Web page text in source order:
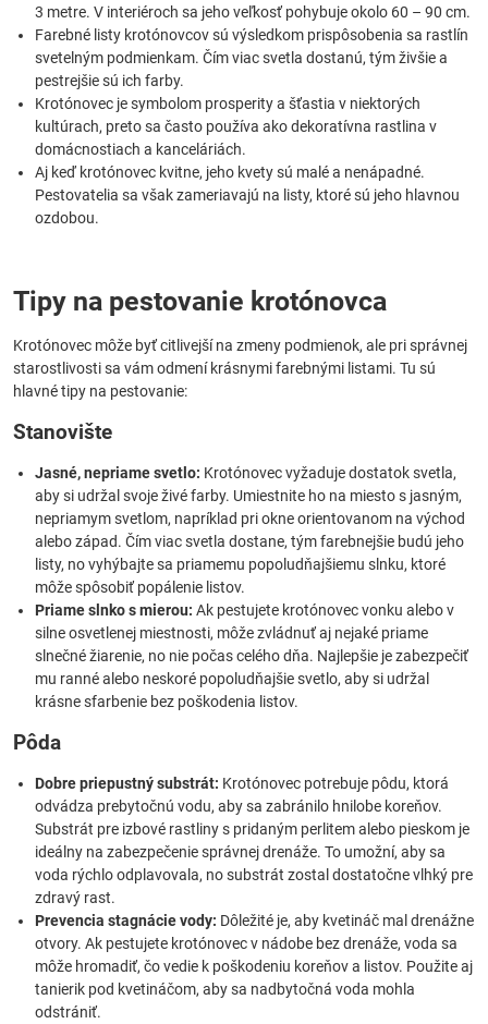
3 metre. V interiéroch sa jeho veľkosť pohybuje okolo 60 – 90 cm.
Farebné listy krotónovcov sú výsledkom prispôsobenia sa rastlín
svetelným podmienkam. Čím viac svetla dostanú, tým živšie a
pestrejšie sú ich farby.
Krotónovec je symbolom prosperity a šťastia v niektorých
kultúrach, preto sa často používa ako dekoratívna rastlina v
domácnostiach a kanceláriách.
Aj keď krotónovec kvitne, jeho kvety sú malé a nenápadné.
Pestovatelia sa však zameriavajú na listy, ktoré sú jeho hlavnou
ozdobou.
Tipy na pestovanie krotónovca
Krotónovec môže byť citlivejší na zmeny podmienok, ale pri správnej
starostlivosti sa vám odmení krásnymi farebnými listami. Tu sú
hlavné tipy na pestovanie:
Stanovište
Jasné, nepriame svetlo: Krotónovec vyžaduje dostatok svetla,
aby si udržal svoje živé farby. Umiestnite ho na miesto s jasným,
nepriamym svetlom, napríklad pri okne orientovanom na východ
alebo západ. Čím viac svetla dostane, tým farebnejšie budú jeho
listy, no vyhýbajte sa priamemu popoludňajšiemu slnku, ktoré
môže spôsobiť popálenie listov.
Priame slnko s mierou: Ak pestujete krotónovec vonku alebo v
silne osvetlenej miestnosti, môže zvládnuť aj nejaké priame
slnečné žiarenie, no nie počas celého dňa. Najlepšie je zabezpečiť
mu ranné alebo neskoré popoludňajšie svetlo, aby si udržal
krásne sfarbenie bez poškodenia listov.
Pôda
Dobre priepustný substrát: Krotónovec potrebuje pôdu, ktorá
odvádza prebytočnú vodu, aby sa zabránilo hnilobe koreňov.
Substrát pre izbové rastliny s pridaným perlitem alebo pieskom je
ideálny na zabezpečenie správnej drenáže. To umožní, aby sa
voda rýchlo odplavovala, no substrát zostal dostatočne vlhký pre
zdravý rast.
Prevencia stagnácie vody: Dôležité je, aby kvetináč mal drenážne
otvory. Ak pestujete krotónovec v nádobe bez drenáže, voda sa
môže hromadiť, čo vedie k poškodeniu koreňov a listov. Použite aj
tanierik pod kvetináčom, aby sa nadbytočná voda mohla
odstrániť.